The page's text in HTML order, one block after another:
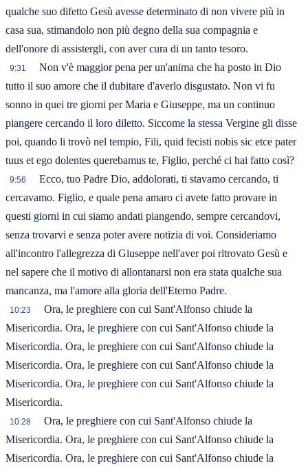
qualche suo difetto Gesù avesse determinato di non vivere più in
casa sua, stimandolo non più degno della sua compagnia e
dell'onore di assistergli, con aver cura di un tanto tesoro.
9:31
Non v'è maggior pena per un'anima che ha posto in Dio
tutto il suo amore che il dubitare d'averlo disgustato. Non vi fu
sonno in quei tre giorni per Maria e Giuseppe, ma un continuo
piangere cercando il loro diletto. Siccome la stessa Vergine gli disse
poi, quando li trovò nel tempio, Fili, quid fecisti nobis sic etce pater
tuus et ego dolentes querebamus te, Figlio, perché ci hai fatto così?
9:56
Ecco, tuo Padre Dio, addolorati, ti stavamo cercando, ti
cercavamo. Figlio, e quale pena amaro ci avete fatto provare in
questi giorni in cui siamo andati piangendo, sempre cercandovi,
senza trovarvi e senza poter avere notizia di voi. Consideriamo
all'incontro l'allegrezza di Giuseppe nell'aver poi ritrovato Gesù e
nel sapere che il motivo di allontanarsi non era stata qualche sua
mancanza, ma l'amore alla gloria dell'Eterno Padre.
10:23
Ora, le preghiere con cui Sant'Alfonso chiude la
Misericordia. Ora, le preghiere con cui Sant'Alfonso chiude la
Misericordia. Ora, le preghiere con cui Sant'Alfonso chiude la
Misericordia. Ora, le preghiere con cui Sant'Alfonso chiude la
Misericordia. Ora, le preghiere con cui Sant'Alfonso chiude la
Misericordia.
10:28
Ora, le preghiere con cui Sant'Alfonso chiude la
Misericordia. Ora, le preghiere con cui Sant'Alfonso chiude la
Misericordia. Ora, le preghiere con cui Sant'Alfonso chiude la